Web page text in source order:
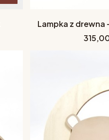
Lampka z drewna
Cena